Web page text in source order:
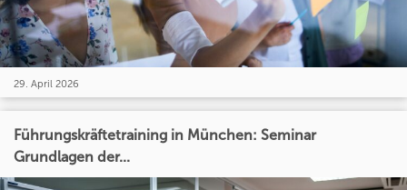
29. April 2026
Führungskräftetraining in München: Seminar
Grundlagen der...